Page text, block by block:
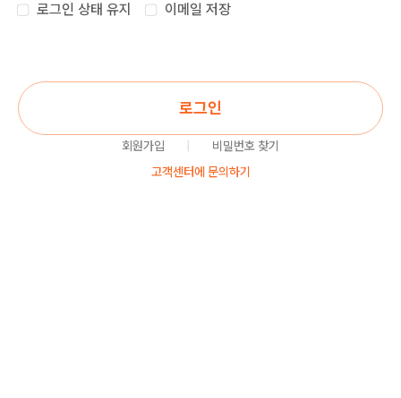
로그인 상태 유지 이메일 저장
로그인
회원가입
비밀번호 찾기
고객센터에 문의하기